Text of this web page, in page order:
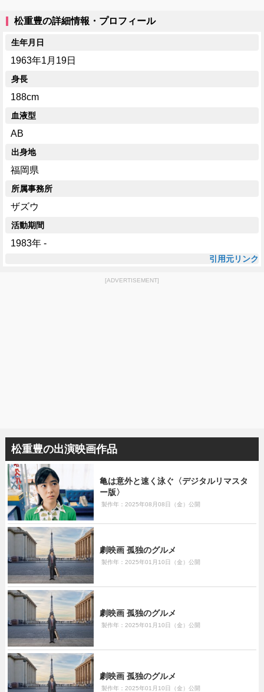
松重豊の詳細情報・プロフィール
生年月日
1963年1月19日
身長
188cm
血液型
AB
出身地
福岡県
所属事務所
ザズウ
活動期間
1983年 -
引用元リンク
[ADVERTISEMENT]
松重豊の出演映画作品
亀は意外と速く泳ぐ〈デジタルリマスタ
ー版〉
製作年：2025年08月08日（金）公開
劇映画 孤独のグルメ
製作年：2025年01月10日（金）公開
劇映画 孤独のグルメ
製作年：2025年01月10日（金）公開
劇映画 孤独のグルメ
製作年：2025年01月10日（金）公開